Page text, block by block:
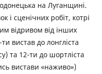
на Луганщині.
і сценічних робіт, котрі
відривом від інших
вистав до лонгліста
та 12-ти до шортліста
вистави «наживо»)